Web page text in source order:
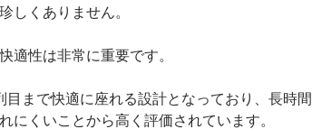
しくありません。
適性は非常に重要です。
目まで快適に座れる設計となっており、長時間
にくいことから高く評価されています。